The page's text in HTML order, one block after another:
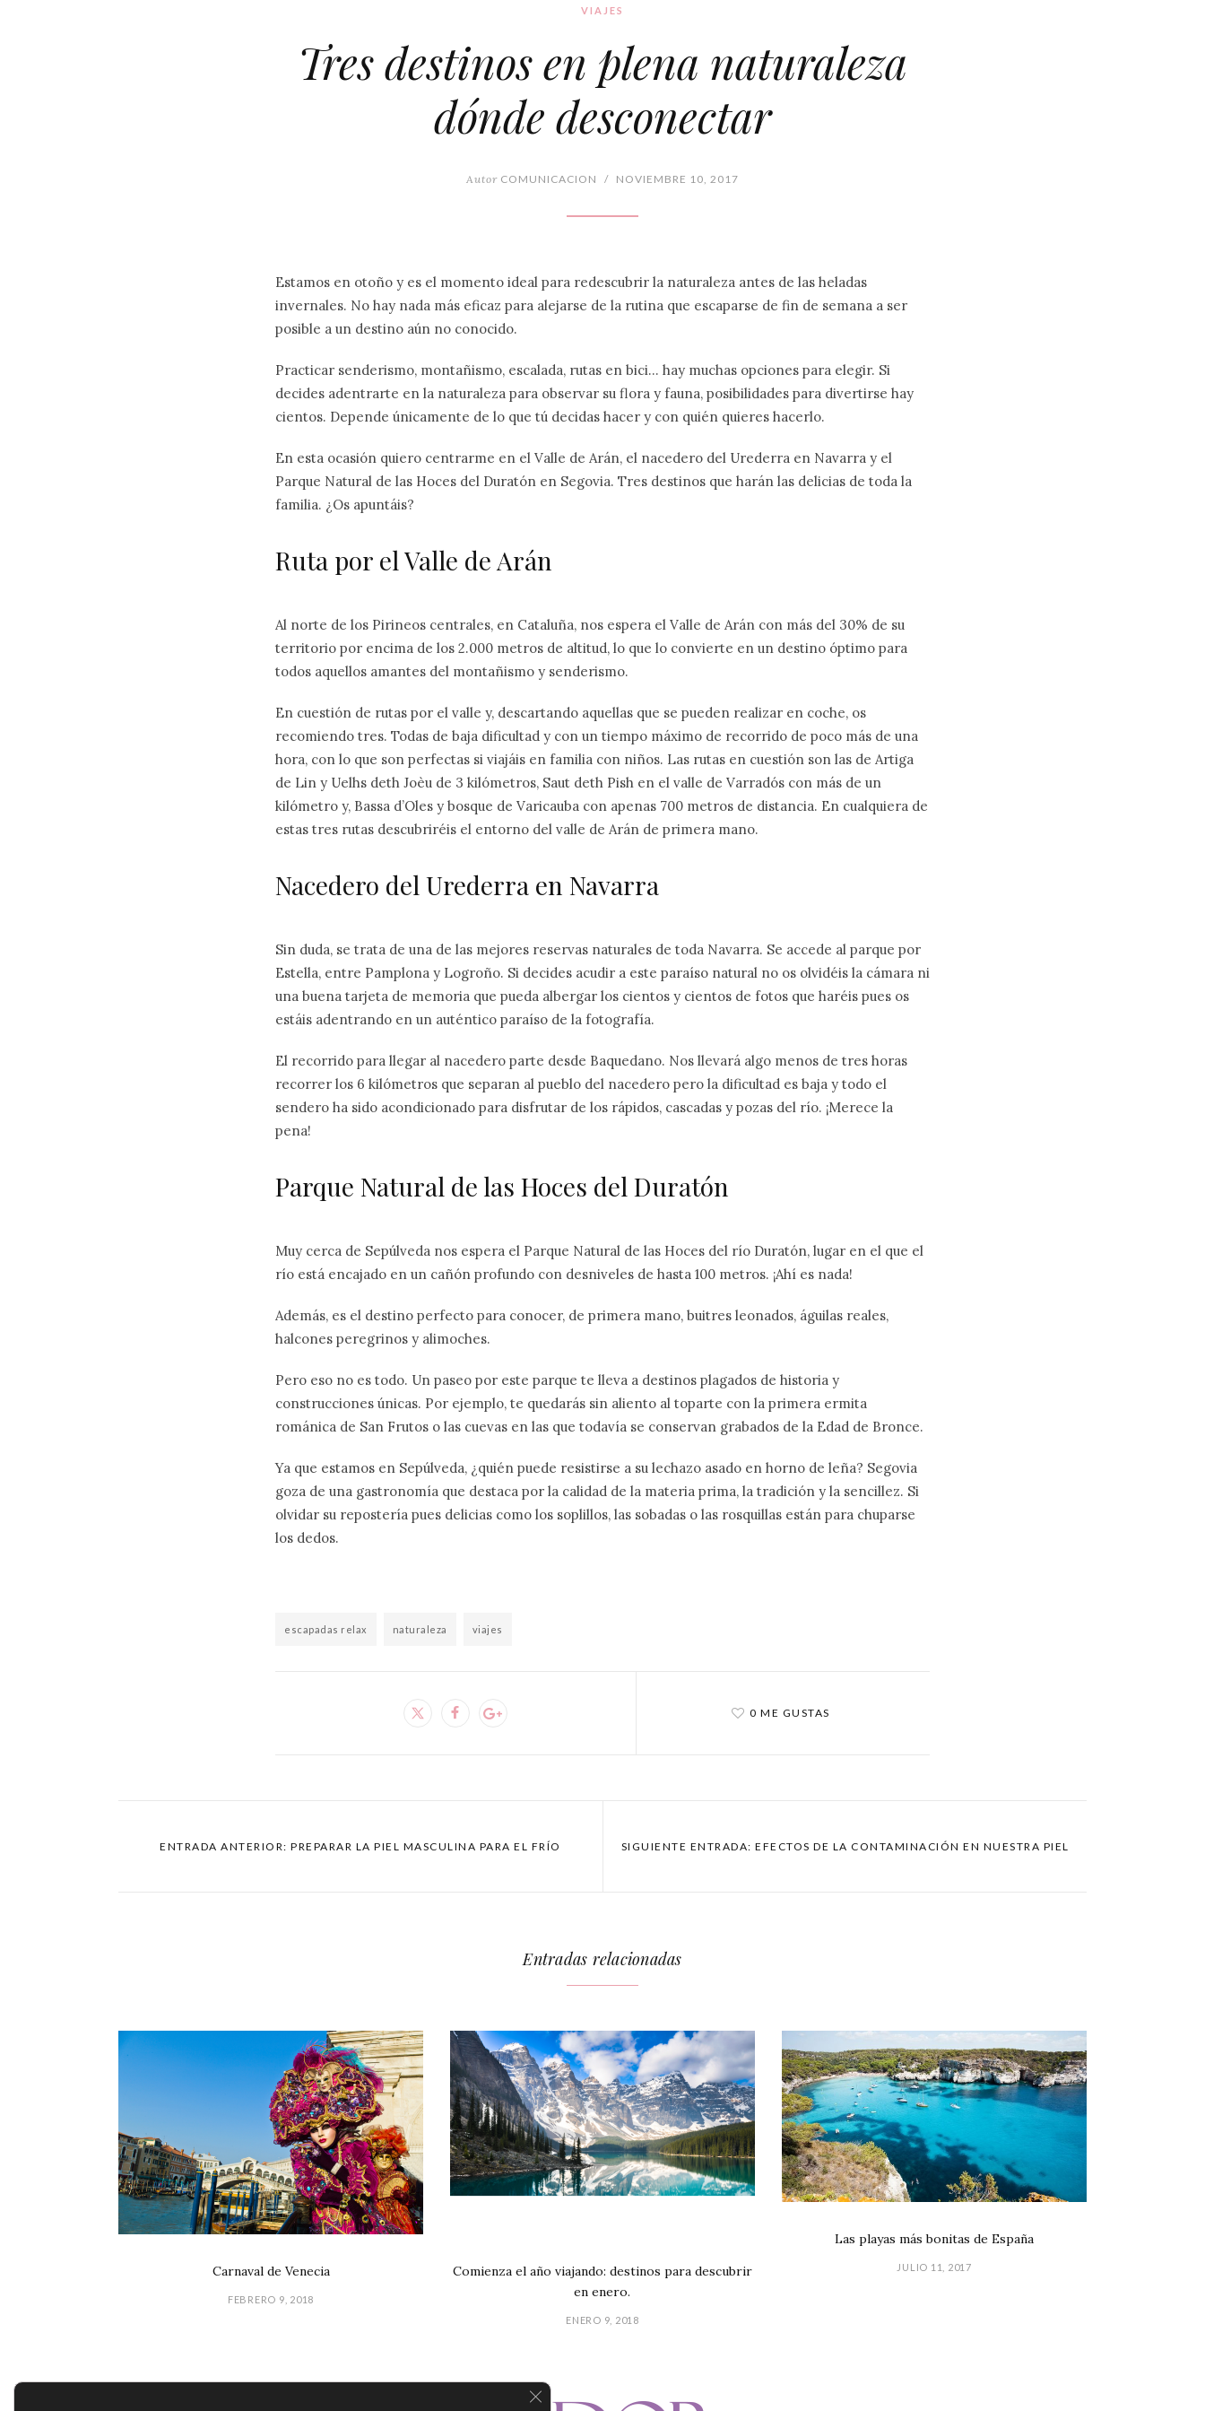
VIAJES
Tres destinos en plena naturaleza
dónde desconectar
Autor COMUNICACION / NOVIEMBRE 10, 2017
Estamos en otoño y es el momento ideal para redescubrir la naturaleza antes de las heladas
invernales. No hay nada más eficaz para alejarse de la rutina que escaparse de fin de semana a ser
posible a un destino aún no conocido.
Practicar senderismo, montañismo, escalada, rutas en bici… hay muchas opciones para elegir. Si
decides adentrarte en la naturaleza para observar su flora y fauna, posibilidades para divertirse hay
cientos. Depende únicamente de lo que tú decidas hacer y con quién quieres hacerlo.
En esta ocasión quiero centrarme en el Valle de Arán, el nacedero del Urederra en Navarra y el
Parque Natural de las Hoces del Duratón en Segovia. Tres destinos que harán las delicias de toda la
familia. ¿Os apuntáis?
Ruta por el Valle de Arán
Al norte de los Pirineos centrales, en Cataluña, nos espera el Valle de Arán con más del 30% de su
territorio por encima de los 2.000 metros de altitud, lo que lo convierte en un destino óptimo para
todos aquellos amantes del montañismo y senderismo.
En cuestión de rutas por el valle y, descartando aquellas que se pueden realizar en coche, os
recomiendo tres. Todas de baja dificultad y con un tiempo máximo de recorrido de poco más de una
hora, con lo que son perfectas si viajáis en familia con niños. Las rutas en cuestión son las de Artiga
de Lin y Uelhs deth Joèu de 3 kilómetros, Saut deth Pish en el valle de Varradós con más de un
kilómetro y, Bassa d’Oles y bosque de Varicauba con apenas 700 metros de distancia. En cualquiera de
estas tres rutas descubriréis el entorno del valle de Arán de primera mano.
Nacedero del Urederra en Navarra
Sin duda, se trata de una de las mejores reservas naturales de toda Navarra. Se accede al parque por
Estella, entre Pamplona y Logroño. Si decides acudir a este paraíso natural no os olvidéis la cámara ni
una buena tarjeta de memoria que pueda albergar los cientos y cientos de fotos que haréis pues os
estáis adentrando en un auténtico paraíso de la fotografía.
El recorrido para llegar al nacedero parte desde Baquedano. Nos llevará algo menos de tres horas
recorrer los 6 kilómetros que separan al pueblo del nacedero pero la dificultad es baja y todo el
sendero ha sido acondicionado para disfrutar de los rápidos, cascadas y pozas del río. ¡Merece la
pena!
Parque Natural de las Hoces del Duratón
Muy cerca de Sepúlveda nos espera el Parque Natural de las Hoces del río Duratón, lugar en el que el
río está encajado en un cañón profundo con desniveles de hasta 100 metros. ¡Ahí es nada!
Además, es el destino perfecto para conocer, de primera mano, buitres leonados, águilas reales,
halcones peregrinos y alimoches.
Pero eso no es todo. Un paseo por este parque te lleva a destinos plagados de historia y
construcciones únicas. Por ejemplo, te quedarás sin aliento al toparte con la primera ermita
románica de San Frutos o las cuevas en las que todavía se conservan grabados de la Edad de Bronce.
Ya que estamos en Sepúlveda, ¿quién puede resistirse a su lechazo asado en horno de leña? Segovia
goza de una gastronomía que destaca por la calidad de la materia prima, la tradición y la sencillez. Si
olvidar su repostería pues delicias como los soplillos, las sobadas o las rosquillas están para chuparse
los dedos.
escapadas relax naturaleza viajes
0 ME GUSTAS
ENTRADA ANTERIOR: PREPARAR LA PIEL MASCULINA PARA EL FRÍO SIGUIENTE ENTRADA: EFECTOS DE LA CONTAMINACIÓN EN NUESTRA PIEL
Entradas relacionadas
Carnaval de Venecia
FEBRERO 9, 2018
Comienza el año viajando: destinos para descubrir
en enero.
ENERO 9, 2018
Las playas más bonitas de España
JULIO 11, 2017
CERRAR EL BANNER DE COOKIES RGPD